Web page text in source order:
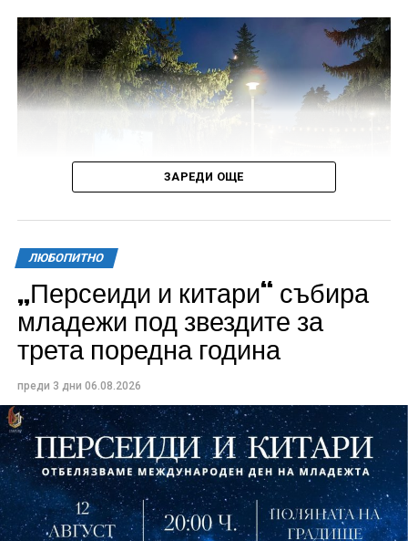
Всички събития ще се проведат в парк „Максим
Райкович“, срещу часовниковата кула, с вход
свободен. Програмата ще започне на 12 август с
изпълнители GoGo, Toria, ZoV & Vakavliev.
ЗАРЕДИ ОЩЕ
ЛЮБОПИТНО
„Персеиди и китари“ събира
младежи под звездите за
трета поредна година
преди 3 дни 06.08.2026